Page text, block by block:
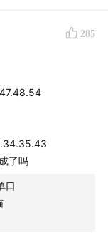
事》
(第10版)》
285
了吗
口